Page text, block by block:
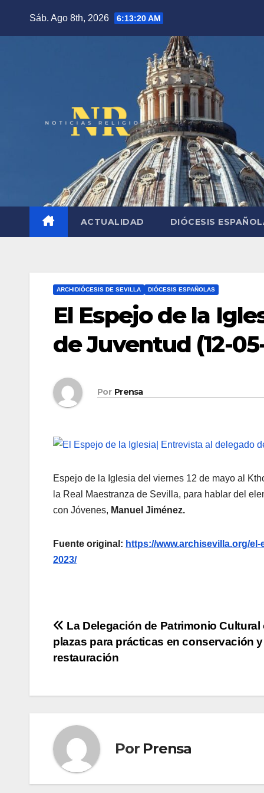
Sáb. Ago 8th, 2026 6:13:21 AM
ACTUALIDAD DIÓCESIS
ARCHIDIÓCESIS DE SEVILLA DIÓCESIS ESPAÑOLAS
El Espejo de la
de Juventud (12-
Por Prensa
Espejo de la Iglesia del viernes 12 de mayo al
la Real Maestranza de Sevilla, para hablar del
con Jóvenes, Manuel Jiménez.
Fuente original: https://www.archisevilla.org/
2023/
Navegación
de
La Delegación de Patrimonio Cultural
plazas para prácticas en conservación y
restauración
Por Prensa